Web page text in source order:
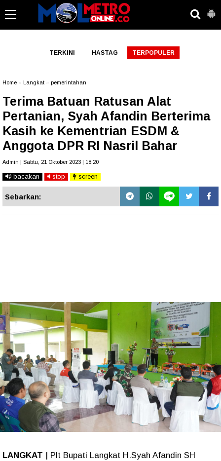
TERKINI HASTAG TERPOPULER
Home Langkat pemerintahan
Terima Batuan Ratusan Alat
Pertanian, Syah Afandin Berterima
Kasih ke Kementrian ESDM &
Anggota DPR RI Nasril Bahar
Admin | Sabtu, 21 Oktober 2023 | 18:20
bacakan stop screen
Sebarkan:
LANGKAT | Plt Bupati Langkat H.Syah Afandin SH